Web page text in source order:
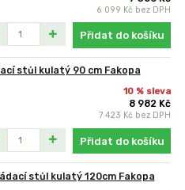
6 099 Kč bez DPH
Přidat do košíku
stůl kulatý 90 cm Fakopa
10 % sleva
8 982 Kč
7 423 Kč bez DPH
Přidat do košíku
stůl kulatý 120cm Fakopa